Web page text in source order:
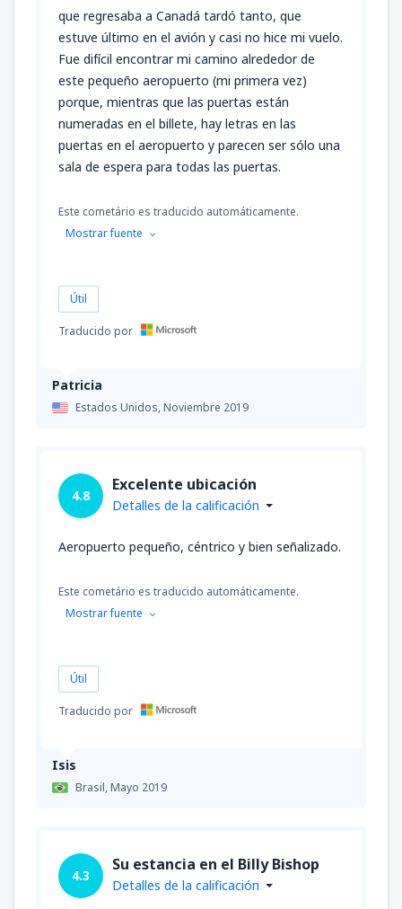
Patricia
Estados Unidos,Noviembre 2019
que regresaba a Canadá tardó tanto, que
estuve último en el avión y casi no hice mi vuelo.
Fue difícil encontrar mi camino alrededor de
este pequeño aeropuerto (mi primera vez)
porque, mientras que las puertas están
numeradas en el billete, hay letras en las
puertas en el aeropuerto y parecen ser sólo una
sala de espera para todas las puertas.
Este cometário es traducido automáticamente.
Mostrar fuente
Útil
Traducido por
Isis
Brasil,Mayo 2019
4.8
Excelente ubicación
Detalles de la calificación
Aeropuerto pequeño, céntrico y bien señalizado.
Este cometário es traducido automáticamente.
Mostrar fuente
Útil
Traducido por
4.3
Su estancia en el Billy Bishop
Detalles de la calificación